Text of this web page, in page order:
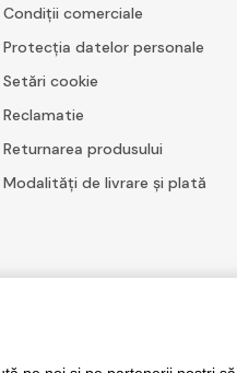
Condiții comerciale
Protecția datelor personale
Setări cookie
Reclamatie
Returnarea produsului
Modalități de livrare și plată